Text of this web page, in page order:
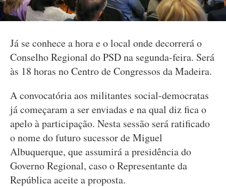
Já se conhece a hora e o local onde decorrerá o
Conselho Regional do PSD na segunda-feira. Será
às 18 horas no Centro de Congressos da Madeira.
A convocatória aos militantes social-democratas
já começaram a ser enviadas e na qual diz fica o
apelo à participação. Nesta sessão será ratificado
o nome do futuro sucessor de Miguel
Albuquerque, que assumirá a presidência do
Governo Regional, caso o Representante da
República aceite a proposta.